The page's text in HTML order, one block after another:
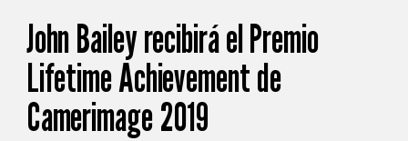
John Bailey recibirá el Premio
Lifetime Achievement de
Camerimage 2019